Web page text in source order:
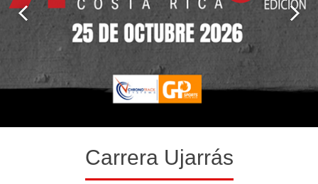
Carrera Ujarrás